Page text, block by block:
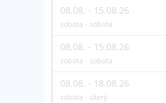
08.08. - 15.08.26
sobota - sobota
08.08. - 15.08.26
sobota - sobota
08.08. - 18.08.26
sobota - úterý